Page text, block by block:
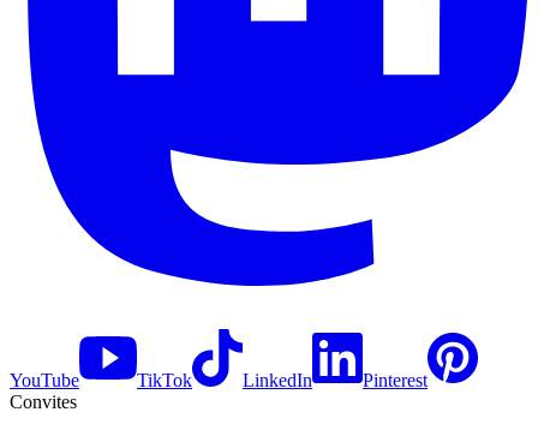
YouTube TikTok LinkedIn
Pinterest
Convites